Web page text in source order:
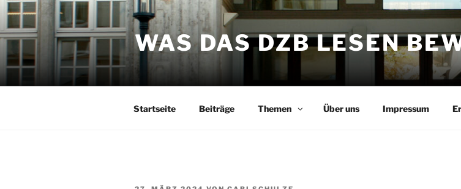
Zum
Inhalt
springen
WAS DAS DZB LESEN
Startseite Beiträge Themen Über uns Impressum